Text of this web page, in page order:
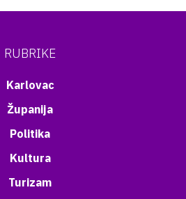
RUBRIKE
Karlovac
Županija
Politika
Kultura
Turizam